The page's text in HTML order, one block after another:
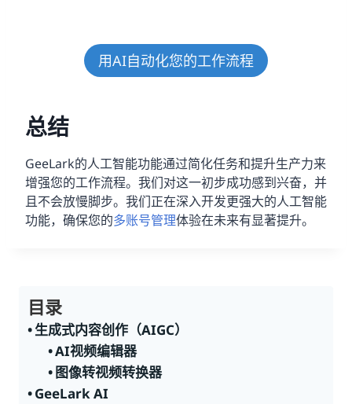
用AI自动化您的工作流程
总结
GeeLark的人工智能功能通过简化任务和提升生产力来
增强您的工作流程。我们对这一初步成功感到兴奋，并
且不会放慢脚步。我们正在深入开发更强大的人工智能
功能，确保您的多账号管理体验在未来有显著提升。
目录
生成式内容创作（AIGC）
AI视频编辑器
图像转视频转换器
GeeLark AI